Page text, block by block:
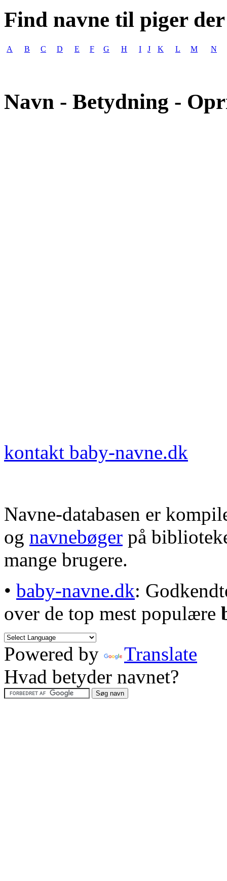
Find navne til piger
A B C D E F G H I J K L M N
Navn - Betydning -
kontakt baby-navne.dk
Navne-databasen er
og navnebøger på
mange brugere.
• baby-navne.dk:
over de top mest populære
Powered by
Translate
Hvad betyder navnet?